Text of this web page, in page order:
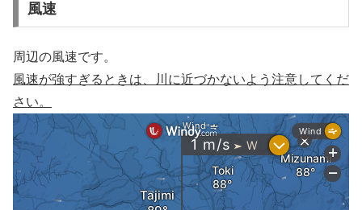
風速
周辺の風速です。
風速が強すぎるときは、川に近づかないよう注意してくだ
さい。